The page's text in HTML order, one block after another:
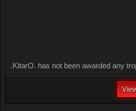
.KitarO. has not been awarded any